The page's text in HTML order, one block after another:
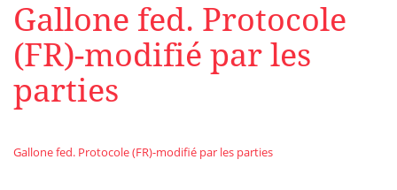
Gallone fed. Protocole
(FR)-modifié par les
parties
Gallone fed. Protocole (FR)-modifié par les parties